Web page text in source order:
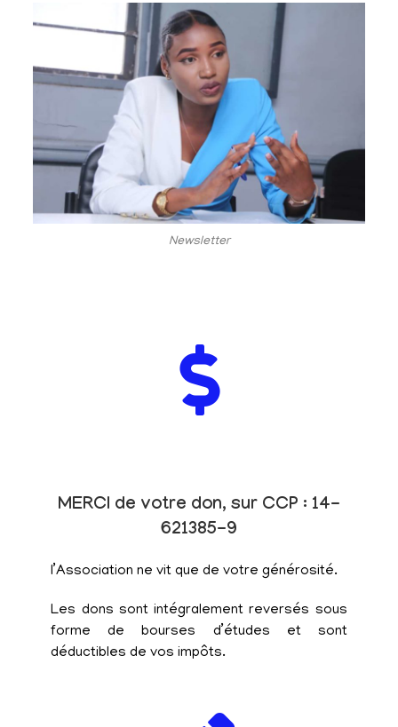
Newsletter
MERCI de votre don, sur CCP : 14-
621385-9
l’Association ne vit que de votre générosité.
Les dons sont intégralement reversés sous
forme de bourses d’études et sont
déductibles de vos impôts.